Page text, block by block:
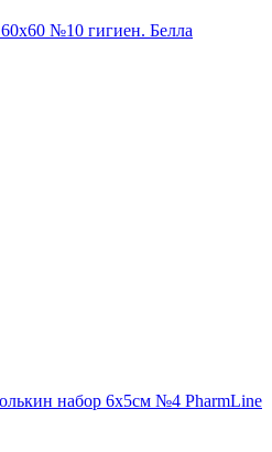
№10 гигиен. Белла
набор 6х5см №4 PharmLine